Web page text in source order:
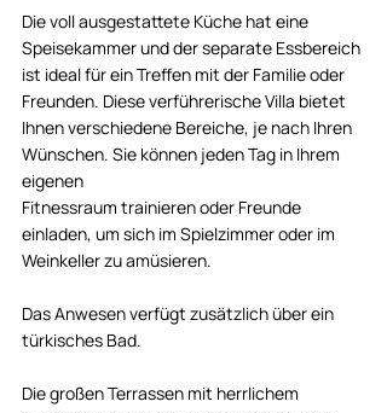
Die voll ausgestattete Küche hat eine
Speisekammer und der separate Essbereich
ist ideal für ein Treffen mit der Familie oder
Freunden. Diese verführerische Villa bietet
Ihnen verschiedene Bereiche, je nach Ihren
Wünschen. Sie können jeden Tag in Ihrem
eigenen
Fitnessraum trainieren oder Freunde
einladen, um sich im Spielzimmer oder im
Weinkeller zu amüsieren.
Das Anwesen verfügt zusätzlich über ein
türkisches Bad.
Die großen Terrassen mit herrlichem